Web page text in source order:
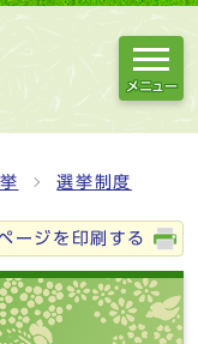
メニュー
選挙制度
ージを印刷する